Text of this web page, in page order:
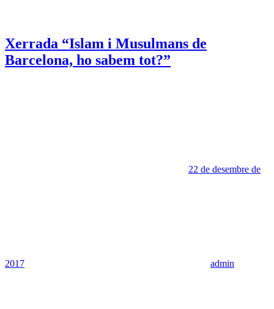
Xerrada “Islam i Musulmans de
Barcelona, ho sabem tot?”
22 de desembre de
2017 admin